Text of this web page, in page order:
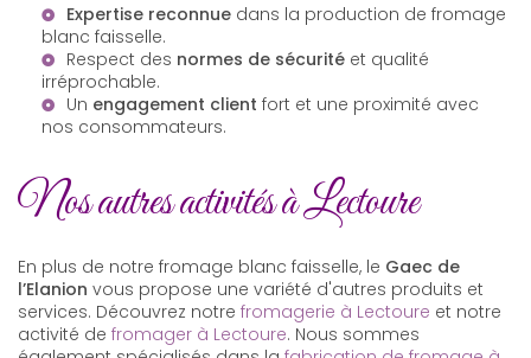
Expertise reconnue dans la production de fromage
blanc faisselle.
Respect des normes de sécurité et qualité
irréprochable.
Un engagement client fort et une proximité avec
nos consommateurs.
Nos autres activités à Lectoure
En plus de notre fromage blanc faisselle, le Gaec de
l’Elanion vous propose une variété d'autres produits et
services. Découvrez notre fromagerie à Lectoure et notre
activité de fromager à Lectoure. Nous sommes